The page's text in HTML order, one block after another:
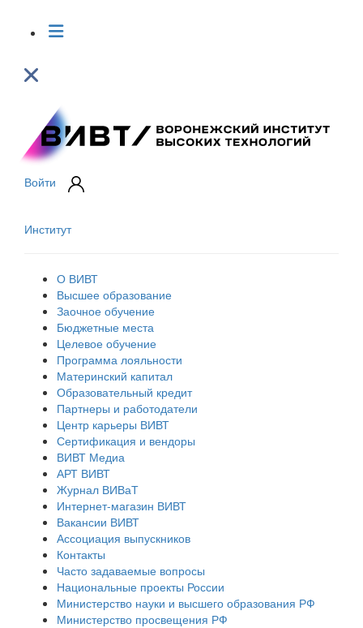
Войти
Институт
О ВИВТ
Высшее образование
Заочное обучение
Бюджетные места
Целевое обучение
Программа лояльности
Материнский капитал
Образовательный кредит
Партнеры и работодатели
Центр карьеры ВИВТ
Сертификация и вендоры
ВИВТ Медиа
АРТ ВИВТ
Журнал ВИВаТ
Интернет-магазин ВИВТ
Вакансии ВИВТ
Ассоциация выпускников
Контакты
Часто задаваемые вопросы
Национальные проекты России
Министерство науки и высшего образования РФ
Министерство просвещения РФ